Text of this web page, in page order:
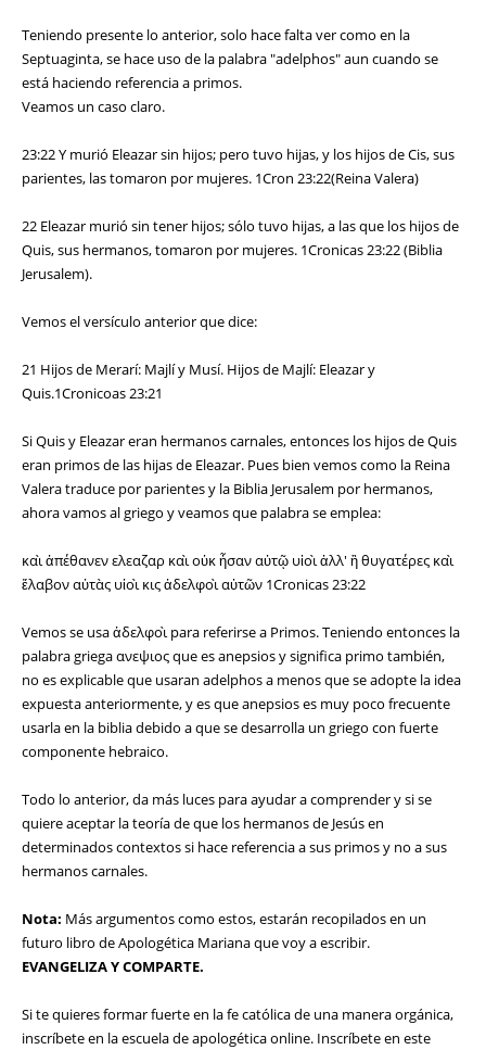
Teniendo presente lo anterior, solo hace falta ver como en la
Septuaginta, se hace uso de la palabra "adelphos" aun cuando se
está haciendo referencia a primos.
Veamos un caso claro.
23:22 Y murió Eleazar sin hijos; pero tuvo hijas, y los hijos de Cis, sus
parientes, las tomaron por mujeres. 1Cron 23:22(Reina Valera)
22 Eleazar murió sin tener hijos; sólo tuvo hijas, a las que los hijos de
Quis, sus hermanos, tomaron por mujeres. 1Cronicas 23:22 (Biblia
Jerusalem).
Vemos el versículo anterior que dice:
21 Hijos de Merarí: Majlí y Musí. Hijos de Majlí: Eleazar y
Quis.1Cronicoas 23:21
Si Quis y Eleazar eran hermanos carnales, entonces los hijos de Quis
eran primos de las hijas de Eleazar. Pues bien vemos como la Reina
Valera traduce por parientes y la Biblia Jerusalem por hermanos,
ahora vamos al griego y veamos que palabra se emplea:
καὶ ἀπέθανεν ελεαζαρ καὶ οὐκ ἦσαν αὐτῷ υἱοὶ ἀλλ' ἢ θυγατέρες καὶ
ἔλαβον αὐτὰς υἱοὶ κις ἀδελφοὶ αὐτῶν 1Cronicas 23:22
Vemos se usa ἀδελφοὶ para referirse a Primos. Teniendo entonces la
palabra griega ανεψιος que es anepsios y significa primo también,
no es explicable que usaran adelphos a menos que se adopte la idea
expuesta anteriormente, y es que anepsios es muy poco frecuente
usarla en la biblia debido a que se desarrolla un griego con fuerte
componente hebraico.
Todo lo anterior, da más luces para ayudar a comprender y si se
quiere aceptar la teoría de que los hermanos de Jesús en
determinados contextos si hace referencia a sus primos y no a sus
hermanos carnales.
Nota: Más argumentos como estos, estarán recopilados en un
futuro libro de Apologética Mariana que voy a escribir.
EVANGELIZA Y COMPARTE.
Si te quieres formar fuerte en la fe católica de una manera orgánica,
inscríbete en la escuela de apologética online. Inscríbete en este